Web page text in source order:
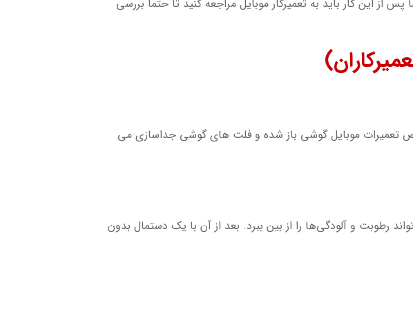
این کار باید به تعمیرکار موبایل مراجعه کنید تا حتما بررسی
تعمیرات موبایل گوشی باز شده و فلت های گوشی جداسازی می
رطوبت و آلودگی‌ها را از بین ببرد. بعد از آن با یک دستمال بدون